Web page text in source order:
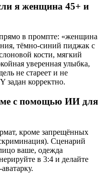
я женщина 45+ и
в промпте: «женщина
тёмно-синий пиджак с
кости, мягкий
уверенная улыбка,
не стареет и не
задан корректно.
с помощью ИИ для
кроме запрещённых
Сценарий
ваше, одежда
в 3:4 и делайте